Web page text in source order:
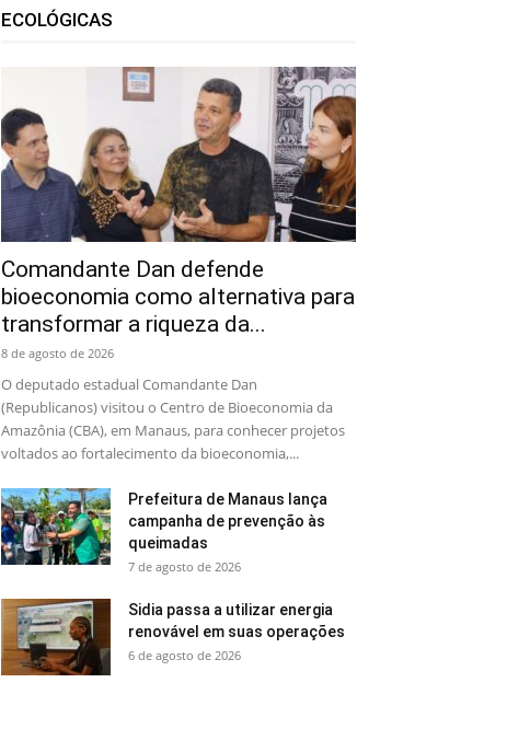
ECOLÓGICAS
Comandante Dan defende
bioeconomia como alternativa para
transformar a riqueza da...
8 de agosto de 2026
O deputado estadual Comandante Dan
(Republicanos) visitou o Centro de Bioeconomia da
Amazônia (CBA), em Manaus, para conhecer projetos
voltados ao fortalecimento da bioeconomia,...
Prefeitura de Manaus lança
campanha de prevenção às
queimadas
7 de agosto de 2026
Sidia passa a utilizar energia
renovável em suas operações
6 de agosto de 2026